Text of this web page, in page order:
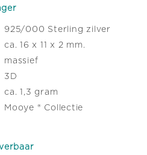
925/000 Sterling zilver
ca. 16 x 11 x 2 mm.
massief
3D
ca. 1,3 gram
Mooye ® Collectie